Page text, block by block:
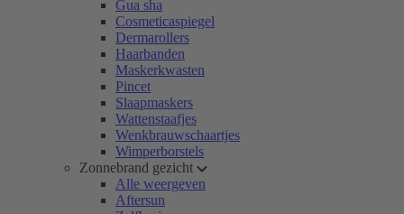
Gua sha
Cosmeticaspiegel
Dermarollers
Haarbanden
Maskerkwasten
Pincet
Slaapmaskers
Wattenstaafjes
Wenkbrauwschaartjes
Wimperborstels
Zonnebrand gezicht
Alle weergeven
Aftersun